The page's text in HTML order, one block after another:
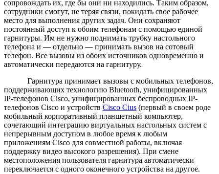
сопровождать их, где бы они ни находились. Таким образом,
сотрудники смогут, не теряя связи, покидать свое рабочее
место для выполнения других задач. Они сохраняют
постоянный доступ к обоим телефонам с помощью единой
гарнитуры. Им не нужно поднимать трубку настольного
телефона и — отдельно — принимать вызов на сотовый
телефон. Все вызовы из обоих источников одновременно и
автоматически передаются на гарнитуру.
Гарнитура принимает вызовы с мобильных телефонов,
поддерживающих технологию Bluetooth, унифицированных
IP-телефонов Cisco, унифицированных беспроводных IP-
телефонов Cisco и устройств Cisco Cius (первый в своем роде
мобильный корпоративный планшетный компьютер,
сочетающий интеграцию виртуальных настольных систем с
непрерывным доступом в любое время к любым
приложениям Cisco для совместной работы, включая
поддержку видео высокого разрешения). При смене
местоположения пользователя гарнитура автоматически
переключается с одного оконечного устройства на другое.